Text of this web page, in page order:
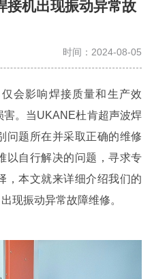
接机出现振动异常故
时间：2024-08-05
会影响焊接质量和生产效
害。当UKANE杜肯超声波焊
问题所在并采取正确的维修
以自行解决的问题，寻求专
，本文就来详细介绍我们的
出现振动异常故障维修。